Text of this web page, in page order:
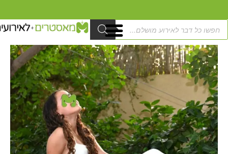
לתוכן
Products
search
טווח
מחירים:
עד
כמות
של
צלם
מגנטים
לבת
מצווה